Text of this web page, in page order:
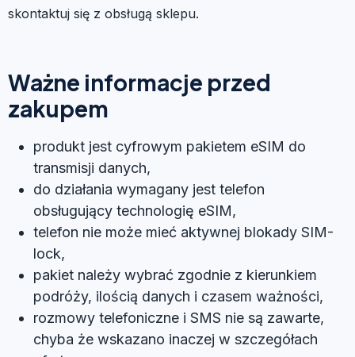
skontaktuj się z obsługą sklepu.
Ważne informacje przed
zakupem
produkt jest cyfrowym pakietem eSIM do
transmisji danych,
do działania wymagany jest telefon
obsługujący technologię eSIM,
telefon nie może mieć aktywnej blokady SIM-
lock,
pakiet należy wybrać zgodnie z kierunkiem
podróży, ilością danych i czasem ważności,
rozmowy telefoniczne i SMS nie są zawarte,
chyba że wskazano inaczej w szczegółach